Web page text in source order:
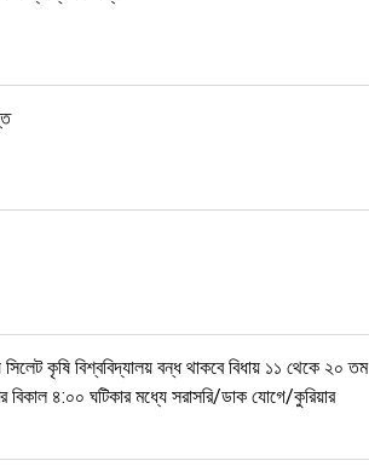
কৃষি বিশ্ববিদ্যালয় বন্ধ থাকবে বিধায় ১১ থেকে ২০ তম
৪:০০ ঘটিকার মধ্যে সরাসরি/ডাক যোগে/কুরিয়ার